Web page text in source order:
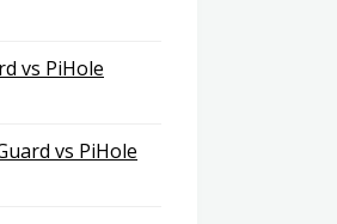
vs PiHole
vs PiHole